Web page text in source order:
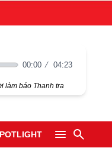
00:00 04:23
làm báo Thanh tra